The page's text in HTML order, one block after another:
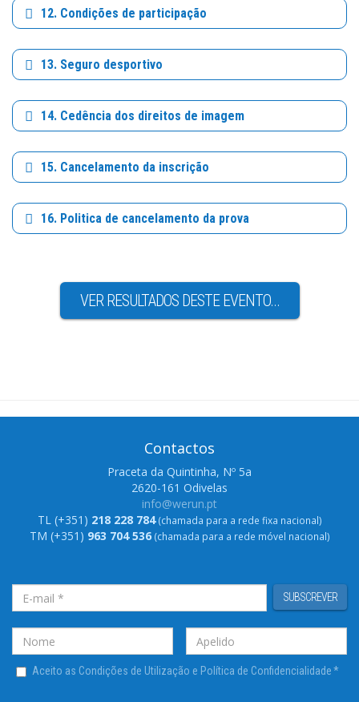
12. Condições de participação
13. Seguro desportivo
14. Cedência dos direitos de imagem
15. Cancelamento da inscrição
16. Politica de cancelamento da prova
VER RESULTADOS DESTE EVENTO...
Contactos
Praceta da Quintinha, Nº 5a
2620-161 Odivelas
info@werun.pt
TL (+351) 218 228 784(chamada para a rede fixa nacional)
TM (+351) 963 704 536(chamada para a rede móvel nacional)
SUBSCREVER
Aceito as Condições de Utilização e Política de Confidencialidade*